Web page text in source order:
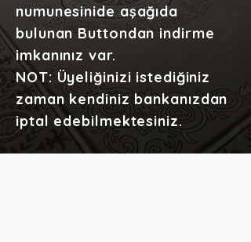
numunesinide aşağıda
bulunan Buttondan indirme
imkanınız var.
NOT: Üyeliğinizi istediğiniz
zaman kendiniz bankanızdan
iptal edebilmektesiniz.